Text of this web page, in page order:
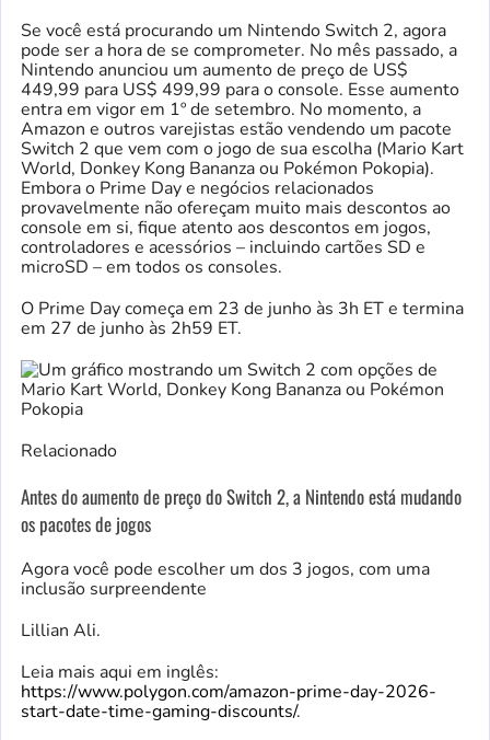
Se você está procurando um Nintendo Switch 2, agora
pode ser a hora de se comprometer. No mês passado, a
Nintendo anunciou um aumento de preço de US$
449,99 para US$ 499,99 para o console. Esse aumento
entra em vigor em 1º de setembro. No momento, a
Amazon e outros varejistas estão vendendo um pacote
Switch 2 que vem com o jogo de sua escolha (Mario Kart
World, Donkey Kong Bananza ou Pokémon Pokopia).
Embora o Prime Day e negócios relacionados
provavelmente não ofereçam muito mais descontos ao
console em si, fique atento aos descontos em jogos,
controladores e acessórios – incluindo cartões SD e
microSD – em todos os consoles.
O Prime Day começa em 23 de junho às 3h ET e termina
em 27 de junho às 2h59 ET.
Relacionado
Antes do aumento de preço do Switch 2, a Nintendo está mudando
os pacotes de jogos
Agora você pode escolher um dos 3 jogos, com uma
inclusão surpreendente
Lillian Ali.
Leia mais aqui em inglês:
https://www.polygon.com/amazon-prime-day-2026-
start-date-time-gaming-discounts/.